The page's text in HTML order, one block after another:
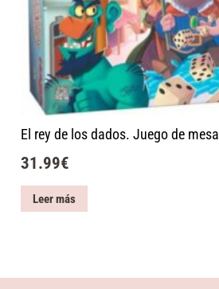
El rey de los dados. Juego de mesa
31.99€
Leer más